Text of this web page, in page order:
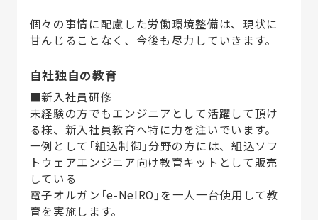
個々の事情に配慮した労働環境整備は、現状に
甘んじることなく、今後も尽力していきます。
自社独自の教育
■新入社員研修
未経験の方でもエンジニアとして活躍して頂け
る様、新入社員教育へ特に力を注いでいます。
一例として「組込制御」分野の方には、組込ソフ
トウェアエンジニア向け教育キットとして販売
している
電子オルガン「e-NeIRO」を一人一台使用して教
育を実施します。